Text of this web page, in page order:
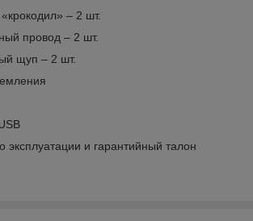
– 2 шт.
провод – 2 шт.
щуп – 2 шт.
эксплуатации и гарантийный талон